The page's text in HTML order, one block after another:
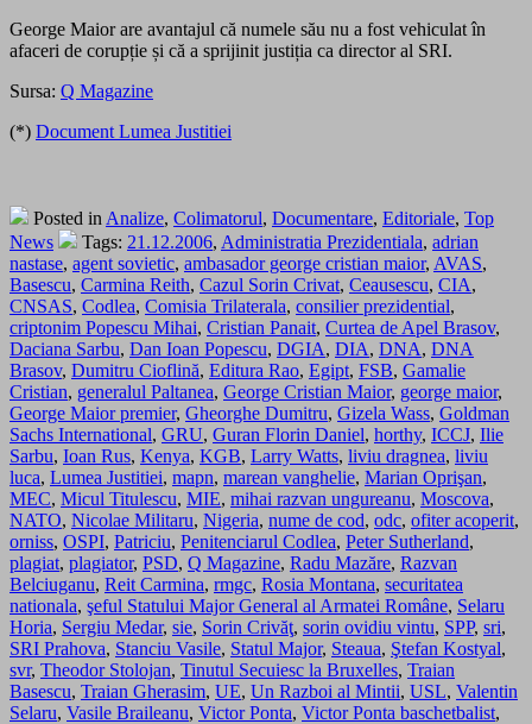
George Maior are avantajul că numele său nu a fost vehiculat în
afaceri de corupție și că a sprijinit justiția ca director al SRI.
Sursa: Q Magazine
(*) Document Lumea Justitiei
Posted in Analize, Colimatorul, Documentare, Editoriale, Top
News
Tags: 21.12.2006, Administratia Prezidentiala, adrian
nastase, agent sovietic, ambasador george cristian maior, AVAS,
Basescu, Carmina Reith, Cazul Sorin Crivat, Ceausescu, CIA,
CNSAS, Codlea, Comisia Trilaterala, consilier prezidential,
criptonim Popescu Mihai, Cristian Panait, Curtea de Apel Brasov,
Daciana Sarbu, Dan Ioan Popescu, DGIA, DIA, DNA, DNA
Brasov, Dumitru Cioflină, Editura Rao, Egipt, FSB, Gamalie
Cristian, generalul Paltanea, George Cristian Maior, george maior,
George Maior premier, Gheorghe Dumitru, Gizela Wass, Goldman
Sachs International, GRU, Guran Florin Daniel, horthy, ICCJ, Ilie
Sarbu, Ioan Rus, Kenya, KGB, Larry Watts, liviu dragnea, liviu
luca, Lumea Justitiei, mapn, marean vanghelie, Marian Oprişan,
MEC, Micul Titulescu, MIE, mihai razvan ungureanu, Moscova,
NATO, Nicolae Militaru, Nigeria, nume de cod, odc, ofiter acoperit,
orniss, OSPI, Patriciu, Penitenciarul Codlea, Peter Sutherland,
plagiat, plagiator, PSD, Q Magazine, Radu Mazăre, Razvan
Belciuganu, Reit Carmina, rmgc, Rosia Montana, securitatea
nationala, şeful Statului Major General al Armatei Române, Selaru
Horia, Sergiu Medar, sie, Sorin Crivăţ, sorin ovidiu vintu, SPP, sri,
SRI Prahova, Stanciu Vasile, Statul Major, Steaua, Ştefan Kostyal,
svr, Theodor Stolojan, Tinutul Secuiesc la Bruxelles, Traian
Basescu, Traian Gherasim, UE, Un Razboi al Mintii, USL, Valentin
Selaru, Vasile Braileanu, Victor Ponta, Victor Ponta baschetbalist,